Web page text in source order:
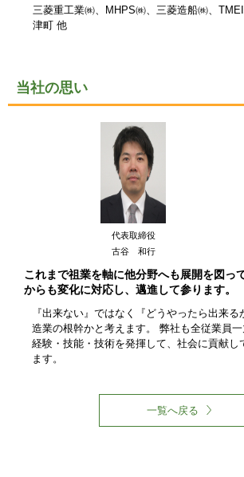
三菱重工業㈱、MHPS㈱、三菱造船㈱、
津町 他
当社の思い
代表取締役
古谷 和行
これまで祖業を軸に他分野へも展開を図っ
からも変化に対応し、邁進して参ります。
『出来ない』ではなく『どうやったら出来る
造業の根幹かと考えます。 弊社も全従業員一
経験・技能・技術を発揮して、社会に貢献し
ます。
一覧へ戻る